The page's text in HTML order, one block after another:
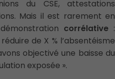
du CSE, attestations
Mais il est rarement en
corrélative :
de X % l’absentéisme
objectivé une baisse du
exposée ».